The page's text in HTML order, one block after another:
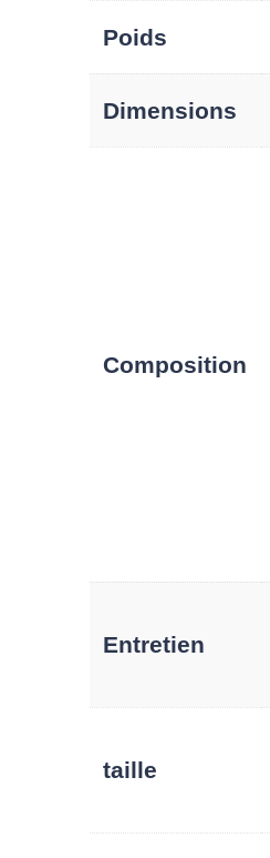
Poids
Dimensions
Composition
Entretien
taille